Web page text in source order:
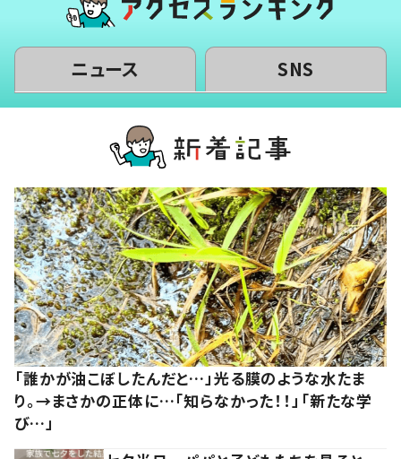
ニュース SNS
「誰かが油こぼしたんだと…」光る膜のような水たま
り。→まさかの正体に…「知らなかった！！」「新たな学
び…」